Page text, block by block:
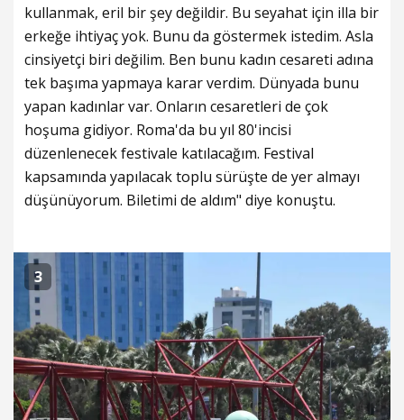
kullanmak, eril bir şey değildir. Bu seyahat için illa bir
erkeğe ihtiyaç yok. Bunu da göstermek istedim. Asla
cinsiyetçi biri değilim. Ben bunu kadın cesareti adına
tek başıma yapmaya karar verdim. Dünyada bunu
yapan kadınlar var. Onların cesaretleri de çok
hoşuma gidiyor. Roma'da bu yıl 80'incisi
düzenlenecek festivale katılacağım. Festival
kapsamında yapılacak toplu sürüşte de yer almayı
düşünüyorum. Biletimi de aldım" diye konuştu.
3